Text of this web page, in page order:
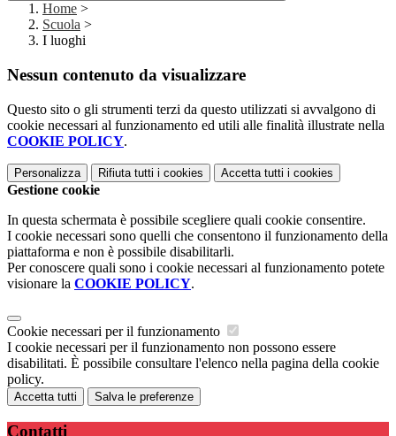
Home >
Scuola >
I luoghi
Nessun contenuto da visualizzare
Questo sito o gli strumenti terzi da questo utilizzati si avvalgono di
cookie necessari al funzionamento ed utili alle finalità illustrate nella
COOKIE POLICY.
Personalizza Rifiuta tutti i cookies Accetta tutti i cookies
Gestione cookie
In questa schermata è possibile scegliere quali cookie consentire.
I cookie necessari sono quelli che consentono il funzionamento della
piattaforma e non è possibile disabilitarli.
Per conoscere quali sono i cookie necessari al funzionamento potete
visionare la COOKIE POLICY.
Cookie necessari per il funzionamento
I cookie necessari per il funzionamento non possono essere
disabilitati. È possibile consultare l'elenco nella pagina della cookie
policy.
Accetta tutti Salva le preferenze
Contatti